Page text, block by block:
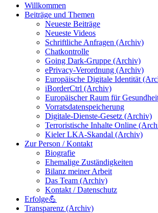
Willkommen
Beiträge und Themen
Neueste Beiträge
Neueste Videos
Schriftliche Anfragen (Archiv)
Chatkontrolle
Going Dark-Gruppe (Archiv)
ePrivacy-Verordnung (Archiv)
Europäische Digitale Identität
iBorderCtrl (Archiv)
Europäischer Raum für
Vorratsdatenspeicherung
Digitale-Dienste-Gesetz (Archiv)
Terroristische Inhalte Online
Kieler LKA-Skandal (Archiv)
Zur Person / Kontakt
Biografie
Ehemalige Zuständigkeiten
Bilanz meiner Arbeit
Das Team (Archiv)
Kontakt / Datenschutz
Erfolge💪
Transparenz (Archiv)